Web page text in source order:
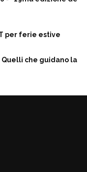
per ferie estive
che guidano la